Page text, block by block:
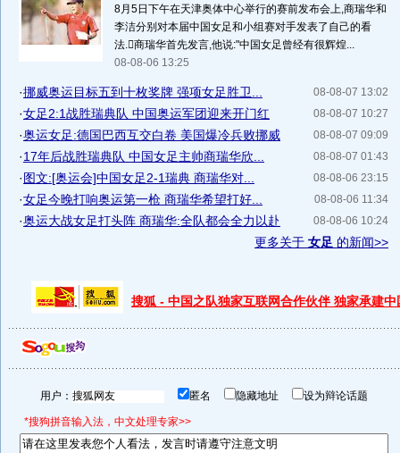
8月5日下午在天津奥体中心举行的赛前发布会上,商瑞华和
李洁分别对本届中国女足和小组赛对手发表了自己的看
法.商瑞华首先发言,他说:"中国女足曾经有很辉煌...
08-08-06 13:25
08-08-07 13:02
·挪威奥运目标五到十枚奖牌 强项女足胜卫...
08-08-07 10:27
·女足2:1战胜瑞典队 中国奥运军团迎来开门红
08-08-07 09:09
·奥运女足:德国巴西互交白卷 美国爆冷兵败挪威
08-08-07 01:43
·17年后战胜瑞典队 中国女足主帅商瑞华欣...
08-08-06 23:15
·图文:[奥运会]中国女足2-1瑞典 商瑞华对...
08-08-06 11:34
·女足今晚打响奥运第一枪 商瑞华希望打好...
08-08-06 10:24
·奥运大战女足打头阵 商瑞华:全队都会全力以赴
更多关于 女足 的新闻>>
搜狐 - 中国之队独家互联网合作伙伴 独家承建中
用户： 匿名 隐藏地址 设为辩论话题
*搜狗拼音输入法，中文处理专家>>